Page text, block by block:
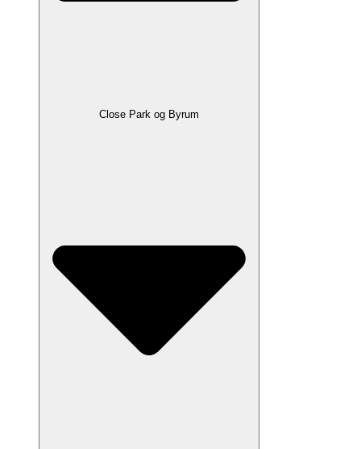
Close Park og Byrum